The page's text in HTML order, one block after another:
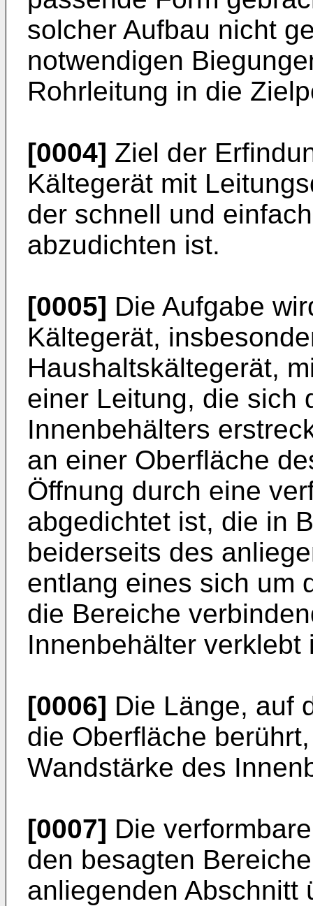
solcher Aufbau nicht
notwendigen
Rohrleitung in die
[0004] Ziel der
Kältegerät mit
der schnell und
abzudichten ist.
[0005] Die Aufgabe
Kältegerät,
Haushaltskältegerät,
einer Leitung, die sich
Innenbehälters
an einer Oberfläche
Öffnung durch eine
abgedichtet ist, die in
beiderseits des
entlang eines sich um
die Bereiche
Innenbehälter verklebt
[0006] Die Länge, auf
die Oberfläche
Wandstärke des
[0007] Die
den besagten
anliegenden Abschnitt